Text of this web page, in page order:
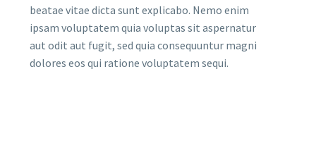
beatae vitae dicta sunt explicabo. Nemo enim
ipsam voluptatem quia voluptas sit aspernatur
aut odit aut fugit, sed quia consequuntur magni
dolores eos qui ratione voluptatem sequi.